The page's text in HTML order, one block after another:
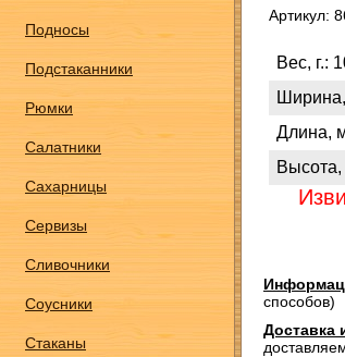
Подносы
Подстаканники
Рюмки
Салатники
Сахарницы
Сервизы
Сливочники
Соусники
Стаканы
Артикул:
Вес, г.:
Длина,
способов)
Доставка